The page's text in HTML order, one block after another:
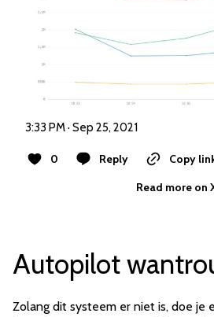
3:33 PM · Sep 25, 2021
0 Reply
Copy
Read more on
Autopilot
Zolang dit systeem er niet is, doe je